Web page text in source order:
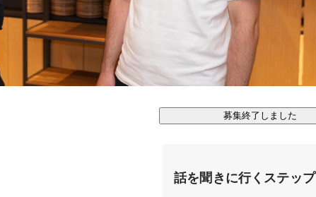
募集終了しました
話を聞きに行くステップ